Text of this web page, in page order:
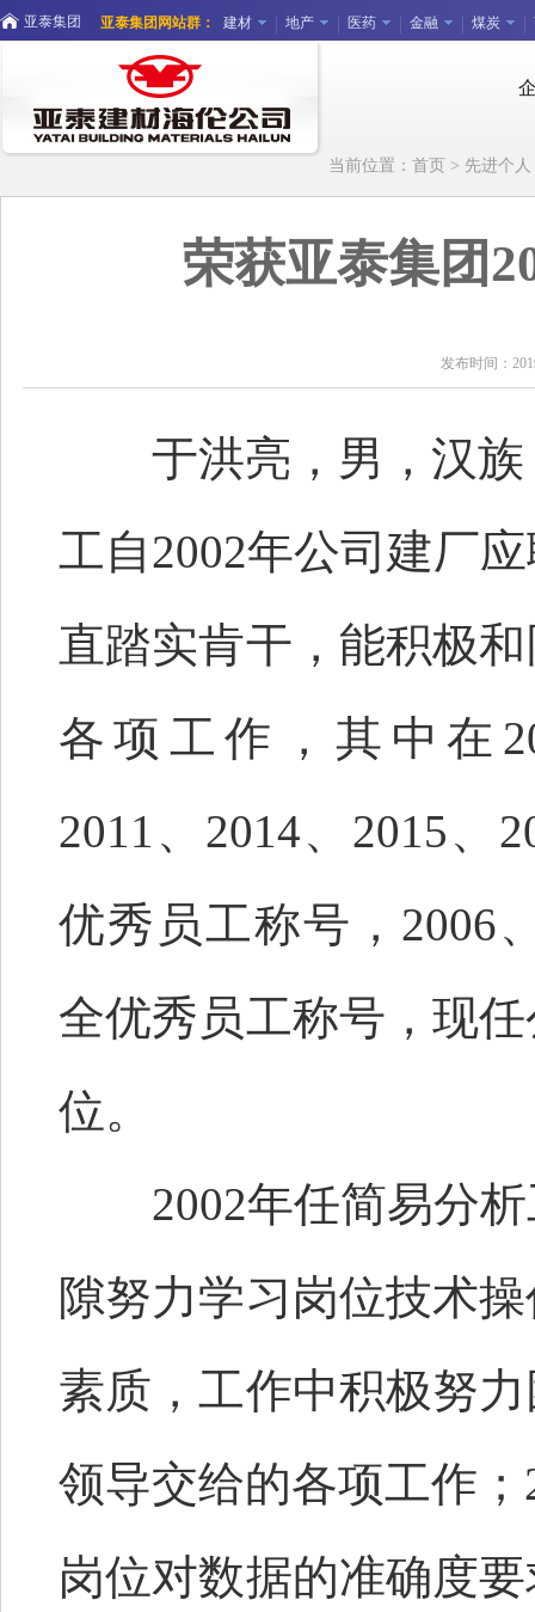
亚泰集团 亚泰集团网站群： 建材 地产 医药 金融 煤炭
当前位置： 首页 > 先进个人
荣获亚泰集团
发布时间：
于洪亮，男，汉族
工自2002年公司建厂
直踏实肯干，能积极
各项工作，其中在
2011、2014、2015、
优秀员工称号，2006
全优秀员工称号，现
位。
2002年任简易分析
隙努力学习岗位技术
素质，工作中积极努
领导交给的各项工作
岗位对数据的准确度